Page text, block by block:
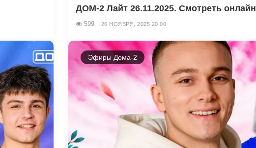
ДОМ-2 Лайт 26.11.2025. Смотреть онлайн
599 26 НОЯБРЯ, 2025 20:00
Эфиры Дома-2